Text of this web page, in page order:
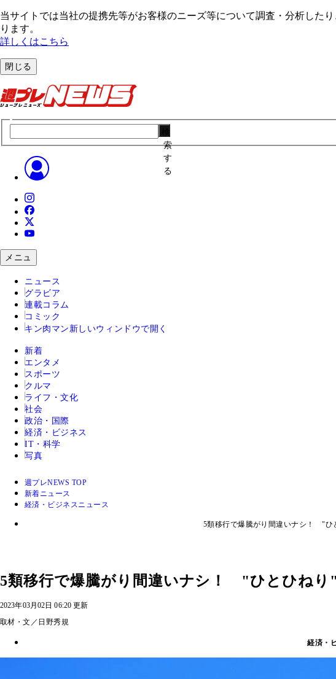
当サイトでは当社の提携先等がお客様のニーズ等について調査・分析した
ります。
詳しくはこちら
閉じる
索
す
る
メニュ
ニュース
グラビア
連載コラム
コミック
キン肉マン 新しいウィンドウで開く
新着
エンタメ
スポーツ
クルマ
ライフ・文化
社会
政治・国際
経済・ビジネス
IT・科学
写真
週プレNEWS TOP
新着ニュース
経済・ビジネスニュース
5類移行で爆騰がり間違いナシ！ "ひ
5類移行で爆騰がり間違いナシ！ "ひとひねり
2023年03月02日 06:20 更新
取材・文／日野秀規
経済・